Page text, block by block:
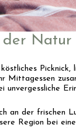
Natur
Picknick,
Mittagessen
unvergessliche
an der frischen
Region bei